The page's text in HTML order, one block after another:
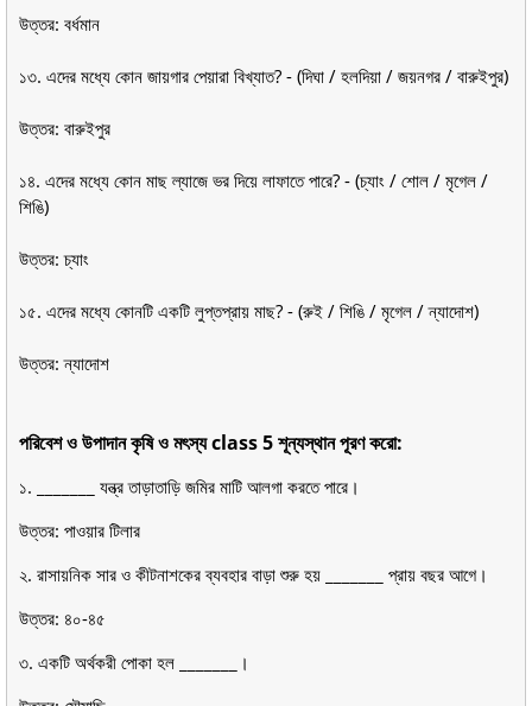
উত্তর: বর্ধমান
১৩. এদের মধ্যে কোন জায়গার পেয়ারা বিখ্যাত? - (দিঘা / হলদিয়া / জয়নগর / বারুইপুর)
উত্তর: বারুইপুর
১৪. এদের মধ্যে কোন মাছ ল্যাজে ভর দিয়ে লাফাতে পারে? - (চ্যাং / শোল / মৃগেল /
শিঙি)
উত্তর: চ্যাং
১৫. এদের মধ্যে কোনটি একটি লুপ্তপ্রায় মাছ? - (রুই / শিঙি / মৃগেল / ন্যাদোশ)
উত্তর: ন্যাদোশ
পরিবেশ ও উপাদান কৃষি ও মৎস্য class 5 শূন্যস্থান পূরণ করো:
১. _______ যন্ত্র তাড়াতাড়ি জমির মাটি আলগা করতে পারে।
উত্তর: পাওয়ার টিলার
২. রাসায়নিক সার ও কীটনাশকের ব্যবহার বাড়া শুরু হয় _______ প্রায় বছর আগে।
উত্তর: ৪০-৪৫
৩. একটি অর্থকরী পোকা হল _______।